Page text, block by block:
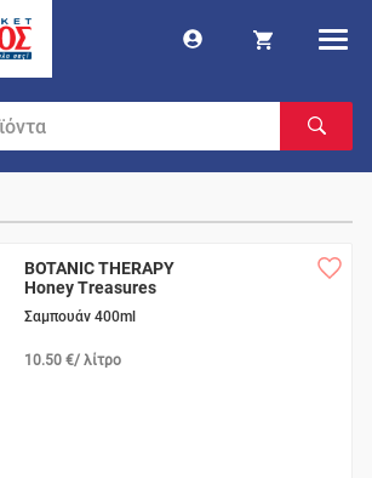
BOTANIC THERAPY
Honey Treasures
Σαμπουάν 400ml
10.50 €/ λίτρο